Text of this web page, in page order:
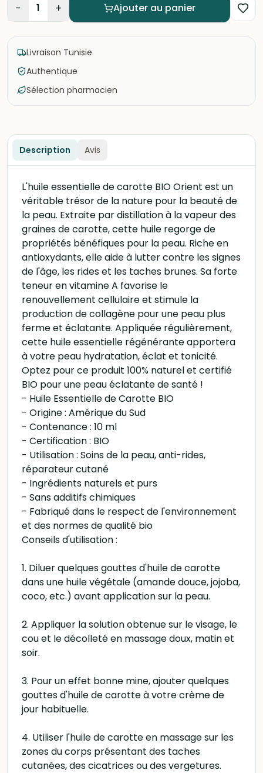
− 1 + Ajouter au panier
Livraison Tunisie
Authentique
Sélection pharmacien
Description Avis
L'huile essentielle de carotte BIO Orient est un
véritable trésor de la nature pour la beauté de
la peau. Extraite par distillation à la vapeur des
graines de carotte, cette huile regorge de
propriétés bénéfiques pour la peau. Riche en
antioxydants, elle aide à lutter contre les signes
de l'âge, les rides et les taches brunes. Sa forte
teneur en vitamine A favorise le
renouvellement cellulaire et stimule la
production de collagène pour une peau plus
ferme et éclatante. Appliquée régulièrement,
cette huile essentielle régénérante apportera
à votre peau hydratation, éclat et tonicité.
Optez pour ce produit 100% naturel et certifié
BIO pour une peau éclatante de santé !
- Huile Essentielle de Carotte BIO
- Origine : Amérique du Sud
- Contenance : 10 ml
- Certification : BIO
- Utilisation : Soins de la peau, anti-rides,
réparateur cutané
- Ingrédients naturels et purs
- Sans additifs chimiques
- Fabriqué dans le respect de l'environnement
et des normes de qualité bio
Conseils d'utilisation :
1. Diluer quelques gouttes d'huile de carotte
dans une huile végétale (amande douce, jojoba,
coco, etc.) avant application sur la peau.
2. Appliquer la solution obtenue sur le visage, le
cou et le décolleté en massage doux, matin et
soir.
3. Pour un effet bonne mine, ajouter quelques
gouttes d'huile de carotte à votre crème de
jour habituelle.
4. Utiliser l'huile de carotte en massage sur les
zones du corps présentant des taches
cutanées, des cicatrices ou des vergetures.